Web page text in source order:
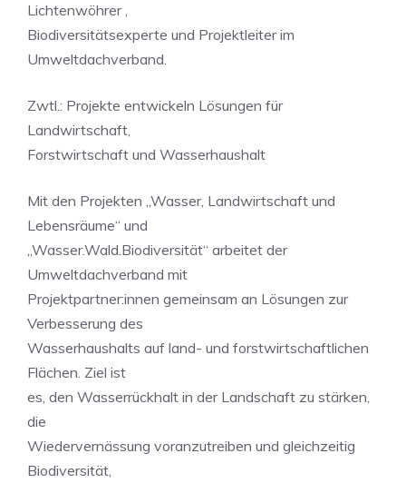
Lichtenwöhrer ,
Biodiversitätsexperte und Projektleiter im
Umweltdachverband.
Zwtl.: Projekte entwickeln Lösungen für
Landwirtschaft,
Forstwirtschaft und Wasserhaushalt
Mit den Projekten „Wasser, Landwirtschaft und
Lebensräume“ und
„Wasser.Wald.Biodiversität“ arbeitet der
Umweltdachverband mit
Projektpartner:innen gemeinsam an Lösungen zur
Verbesserung des
Wasserhaushalts auf land- und forstwirtschaftlichen
Flächen. Ziel ist
es, den Wasserrückhalt in der Landschaft zu stärken,
die
Wiedervernässung voranzutreiben und gleichzeitig
Biodiversität,